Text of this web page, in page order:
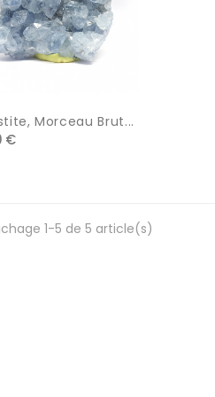
Morceau Brut...
€
1-5 de 5 article(s)